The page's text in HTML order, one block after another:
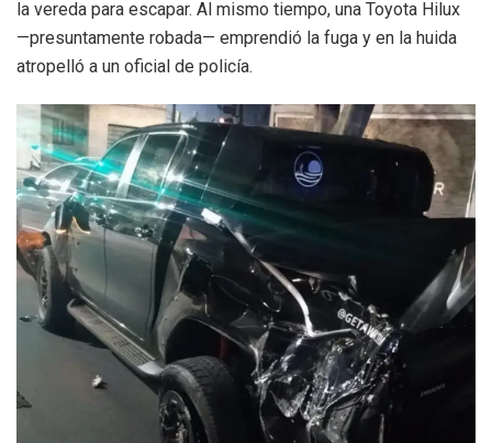
la vereda para escapar. Al mismo tiempo, una Toyota Hilux
—presuntamente robada— emprendió la fuga y en la huida
atropelló a un oficial de policía.